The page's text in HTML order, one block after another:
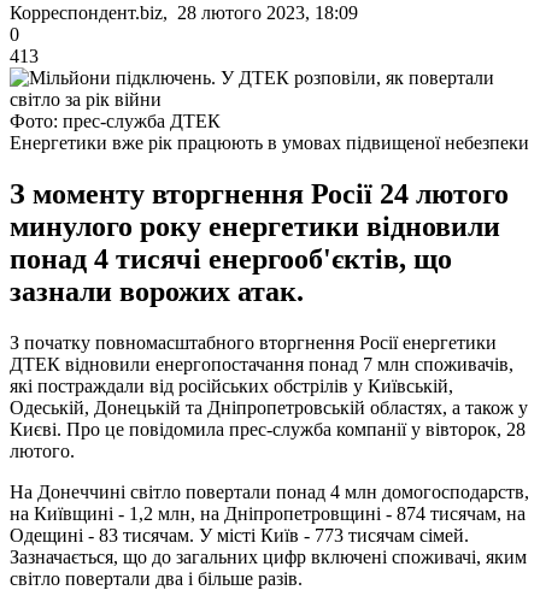
Корреспондент.biz, 28 лютого 2023, 18:09
0
413
Фото: прес-служба ДТЕК
Енергетики вже рік працюють в умовах підвищеної небезпеки
З моменту вторгнення Росії 24 лютого
минулого року енергетики відновили
понад 4 тисячі енергооб'єктів, що
зазнали ворожих атак.
З початку повномасштабного вторгнення Росії енергетики
ДТЕК відновили енергопостачання понад 7 млн споживачів,
які постраждали від російських обстрілів у Київській,
Одеській, Донецькій та Дніпропетровській областях, а також у
Києві. Про це повідомила прес-служба компанії у вівторок, 28
лютого.
На Донеччині світло повертали понад 4 млн домогосподарств,
на Київщині - 1,2 млн, на Дніпропетровщині - 874 тисячам, на
Одещині - 83 тисячам. У місті Київ - 773 тисячам сімей.
Зазначається, що до загальних цифр включені споживачі, яким
світло повертали два і більше разів.